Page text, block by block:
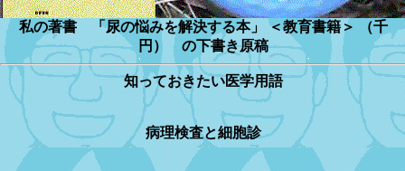
私の著書 「尿の悩みを解決する本」 ＜教育書籍＞ （千
円） の下書き原稿
知っておきたい医学用語
病理検査と細胞診